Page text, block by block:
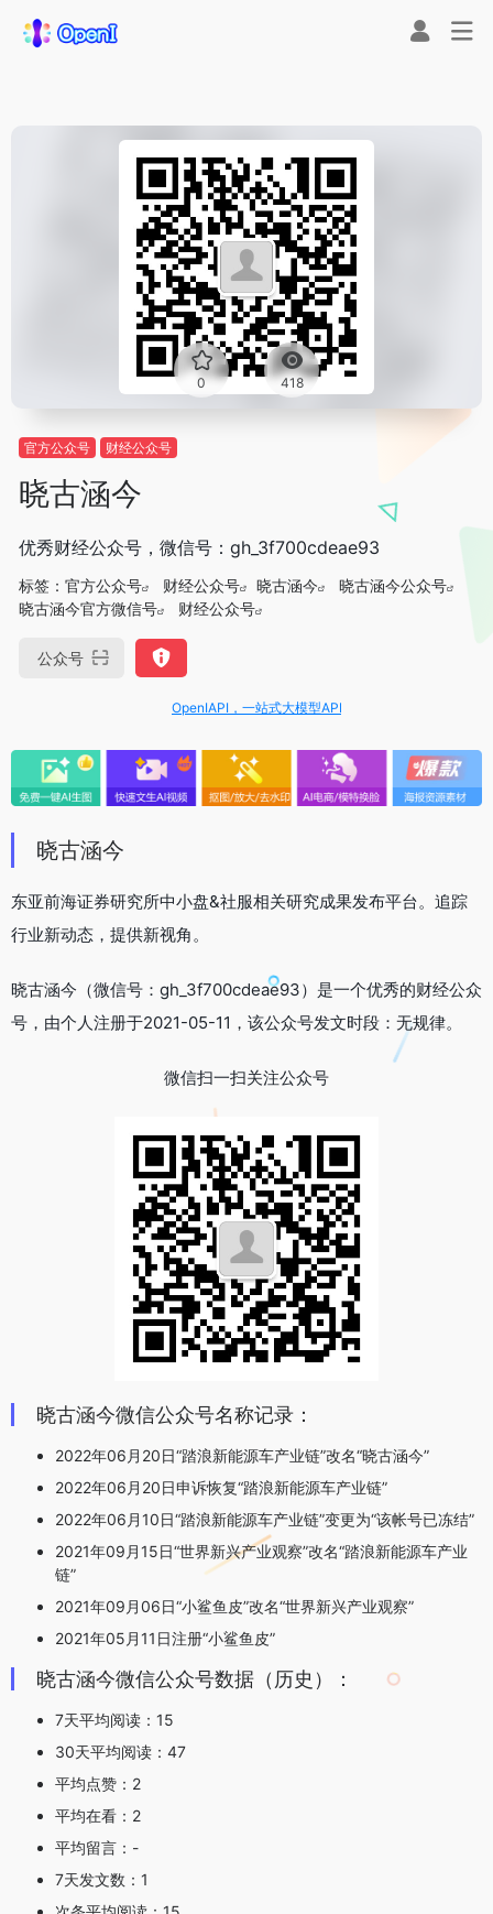
0 418
官方公众号 财经公众号
晓古涵今
优秀财经公众号，微信号：gh_3f700cdeae93
标签： 官方公众号 财经公众号 晓古涵今
晓古涵今公众号
晓古涵今官方微信号
财经公众号
公众号
OpenIAPI，一站式大模型API聚合平台
晓古涵今
东亚前海证券研究所中小盘&社服相关研究成果发布平台。追踪
行业新动态，提供新视角。
晓古涵今（微信号：gh_3f700cdeae93）是一个优秀的财经公众
号，由个人注册于2021-05-11，该公众号发文时段：无规律。
微信扫一扫关注公众号
晓古涵今微信公众号名称记录：
2022年06月20日“踏浪新能源车产业链”改名“晓古涵今”
2022年06月20日申诉恢复“踏浪新能源车产业链”
2022年06月10日“踏浪新能源车产业链”变更为“该帐号已冻结”
2021年09月15日“世界新兴产业观察”改名“踏浪新能源车产业
链”
2021年09月06日“小鲨鱼皮”改名“世界新兴产业观察”
2021年05月11日注册“小鲨鱼皮”
晓古涵今微信公众号数据（历史）：
7天平均阅读：15
30天平均阅读：47
平均点赞：2
平均在看：2
平均留言：-
7天发文数：1